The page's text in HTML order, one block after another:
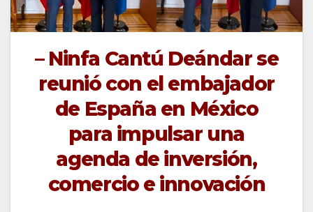
– Ninfa Cantú Deándar se
reunió con el embajador
de España en México
para impulsar una
agenda de inversión,
comercio e innovación